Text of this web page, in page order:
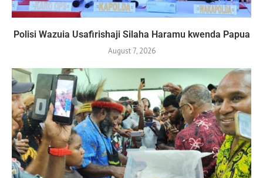
Polisi Wazuia Usafirishaji Silaha Haramu kwenda Papua
August 7, 2026